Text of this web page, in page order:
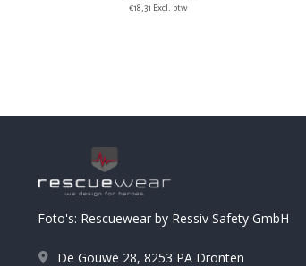
€18,31 Excl. btw
Foto's: Rescuewear by Ressiv Safety GmbH
De Gouwe 28, 8253 PA Dronten